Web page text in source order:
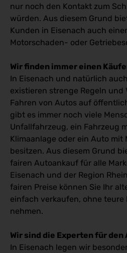
nur noch den Kontakt zum
würden. Aus diesem Grund
Kunden in Eisenach auch
Motorschaden- oder
Wir finden immer einen
In Eisenach und natürlich
existieren strenge Regeln und
Fahren von Autos auf
gibt es immer noch viele
Unfallfahrzeug, ein Fahrzeug
Klimaanlage oder ein Auto mit
besitzen. Aus diesem Grund
fairen Autoankauf für alle
Eisenach und der Region
fairen Preise können Sie Ihr
einfach verkaufen, ohne teure
nehmen.
Wir sind die Experten für den
In Eisenach legen wir